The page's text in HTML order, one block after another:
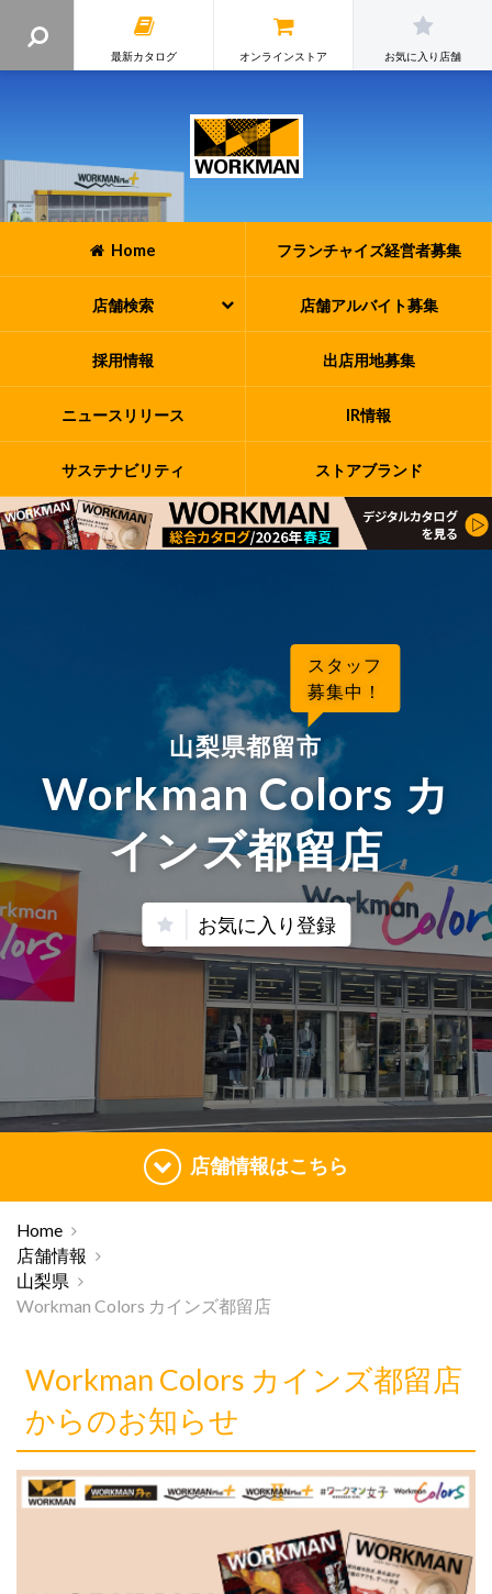
最新カタログ オンラインストア お気に入り店舗
Home フランチャイズ経営者募集
店舗検索 店舗アルバイト募集
採用情報 出店用地募集
ニュースリリース IR情報
サステナビリティ ストアブランド
スタッフ
募集中！
山梨県都留市
Workman Colors カ
インズ都留店
お気に入り登録
店舗情報はこちら
Home
店舗情報
山梨県
Workman Colors カインズ都留店
Workman Colors カインズ都留店
からのお知らせ